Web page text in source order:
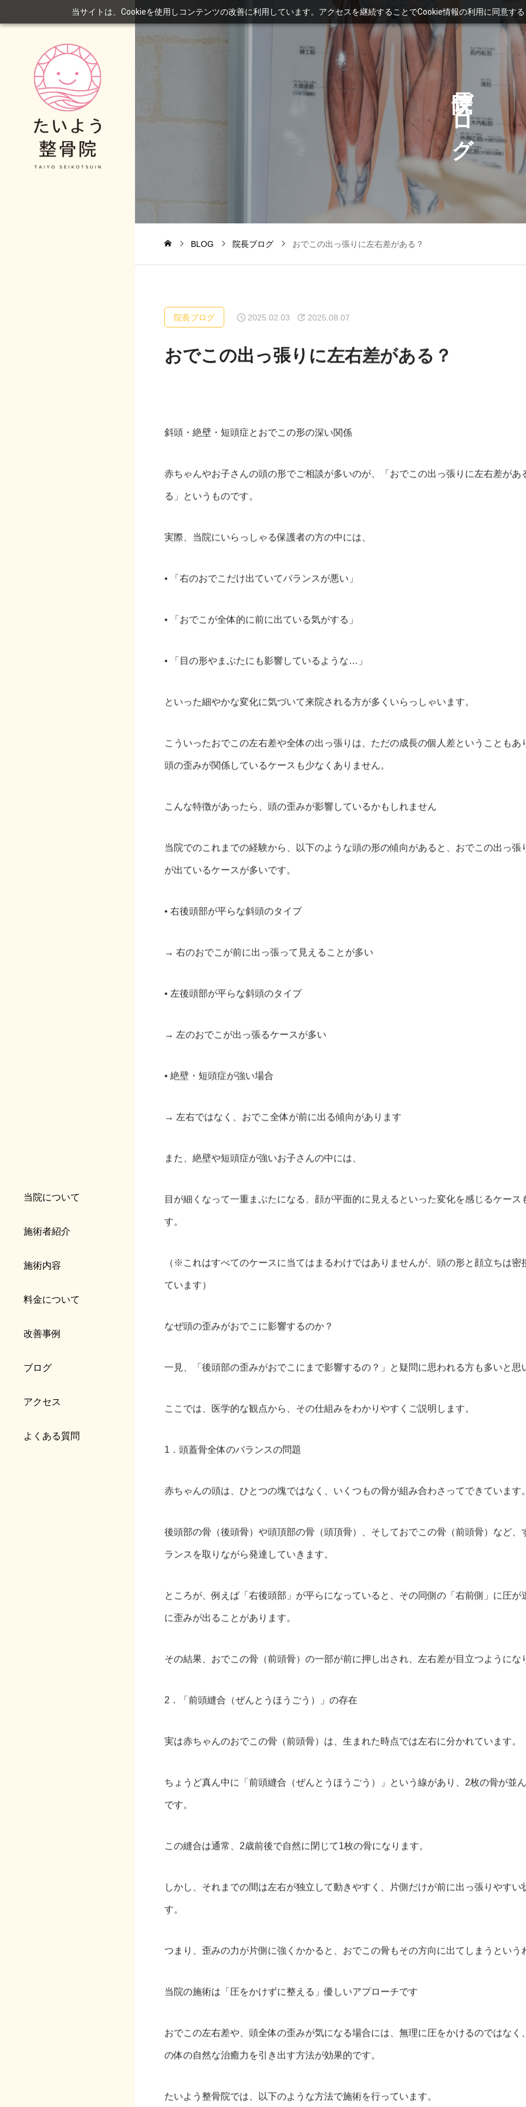
当サイトは、Cookieを使用しコンテンツの改善に利用しています。アクセスを継続することでCookie情報の利用に同意する
当院について
施術者紹介
施術内容
料金について
改善事例
ブログ
アクセス
よくある質問
ブ
ロ
グ
BLOG 院長ブログ おでこの出っ張りに左右差がある？
院長ブログ 2025.02.03 2025.08.07
おでこの出っ張りに左右差がある？
斜頭・絶壁・短頭症とおでこの形の深い関係
赤ちゃんやお子さんの頭の形でご相談が多いのが、「おでこの出っ張りに左右差があ
る」というものです。
実際、当院にいらっしゃる保護者の方の中には、
• 「右のおでこだけ出ていてバランスが悪い」
• 「おでこが全体的に前に出ている気がする」
• 「目の形やまぶたにも影響しているような…」
といった細やかな変化に気づいて来院される方が多くいらっしゃいます。
こういったおでこの左右差や全体の出っ張りは、ただの成長の個人差ということもあ
頭の歪みが関係しているケースも少なくありません。
こんな特徴があったら、頭の歪みが影響しているかもしれません
当院でのこれまでの経験から、以下のような頭の形の傾向があると、おでこの出っ張
が出ているケースが多いです。
• 右後頭部が平らな斜頭のタイプ
→ 右のおでこが前に出っ張って見えることが多い
• 左後頭部が平らな斜頭のタイプ
→ 左のおでこが出っ張るケースが多い
• 絶壁・短頭症が強い場合
→ 左右ではなく、おでこ全体が前に出る傾向があります
また、絶壁や短頭症が強いお子さんの中には、
目が細くなって一重まぶたになる、顔が平面的に見えるといった変化を感じるケース
す。
（※これはすべてのケースに当てはまるわけではありませんが、頭の形と顔立ちは密
ています）
なぜ頭の歪みがおでこに影響するのか？
一見、「後頭部の歪みがおでこにまで影響するの？」と疑問に思われる方も多いと思
ここでは、医学的な観点から、その仕組みをわかりやすくご説明します。
1．頭蓋骨全体のバランスの問題
赤ちゃんの頭は、ひとつの塊ではなく、いくつもの骨が組み合わさってできています。
後頭部の骨（後頭骨）や頭頂部の骨（頭頂骨）、そしておでこの骨（前頭骨）など、
ランスを取りながら発達していきます。
ところが、例えば「右後頭部」が平らになっていると、その同側の「右前側」に圧が
に歪みが出ることがあります。
その結果、おでこの骨（前頭骨）の一部が前に押し出され、左右差が目立つようにな
2．「前頭縫合（ぜんとうほうごう）」の存在
実は赤ちゃんのおでこの骨（前頭骨）は、生まれた時点では左右に分かれています。
ちょうど真ん中に「前頭縫合（ぜんとうほうごう）」という線があり、2枚の骨が並
です。
この縫合は通常、2歳前後で自然に閉じて1枚の骨になります。
しかし、それまでの間は左右が独立して動きやすく、片側だけが前に出っ張りやすい
す。
つまり、歪みの力が片側に強くかかると、おでこの骨もその方向に出てしまうという
当院の施術は「圧をかけずに整える」優しいアプローチです
おでこの左右差や、頭全体の歪みが気になる場合には、無理に圧をかけるのではなく
の体の自然な治癒力を引き出す方法が効果的です。
たいよう整骨院では、以下のような方法で施術を行っています。
産後の骨盤矯